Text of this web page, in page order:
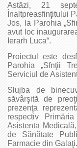
Astăzi, 21
Înaltpreasfinţitului
Jos, la Parohia
avut loc
Ierarh Luca“.
Proiectul este
Parohia „Sfnţii
Serviciul de
Slujba de
săvârşită de
prezenţa
respectiv
Asistenta
de Sănătate
Farmacie din Galaţi.